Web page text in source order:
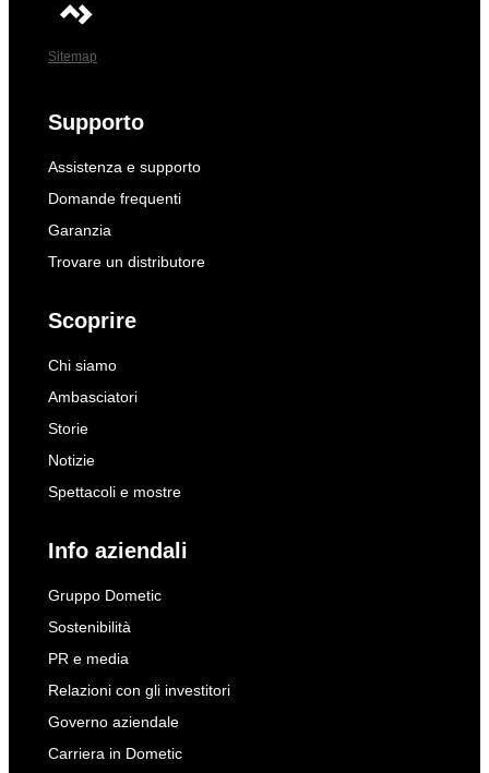
Sitemap
Supporto
Assistenza e supporto
Domande frequenti
Garanzia
Trovare un distributore
Scoprire
Chi siamo
Ambasciatori
Storie
Notizie
Spettacoli e mostre
Info aziendali
Gruppo Dometic
Sostenibilità
PR e media
Relazioni con gli investitori
Governo aziendale
Carriera in Dometic